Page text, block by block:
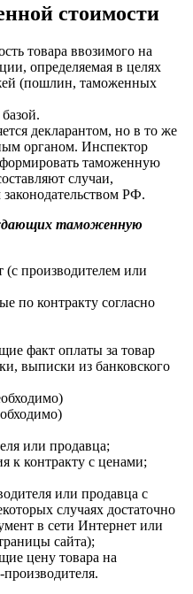
стоимости
товара ввозимого на
определяемая в целях
(пошлин, таможенных
декларантом, но в то же
органом. Инспектор
таможенную
случаи,
РФ.
таможенную
производителем или
по контракту согласно
факт оплаты за товар
выписки из банковского
или продавца;
к контракту с ценами;
или продавца с
случаях достаточно
в сети Интернет или
сайта);
цену товара на